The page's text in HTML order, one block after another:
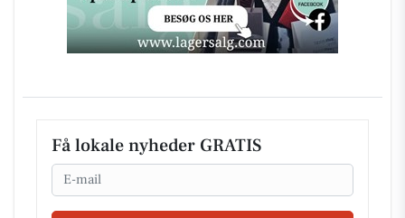
Få lokale nyheder GRATIS
Email